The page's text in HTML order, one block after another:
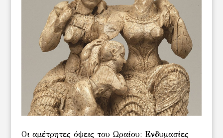
Οι αμέτρητες όψεις του Ωραίου: Ενδυμασίες